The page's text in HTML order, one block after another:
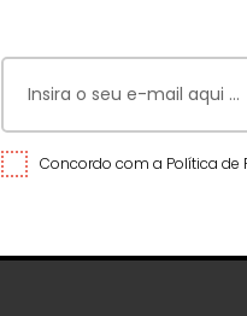
Concordo com a Política de